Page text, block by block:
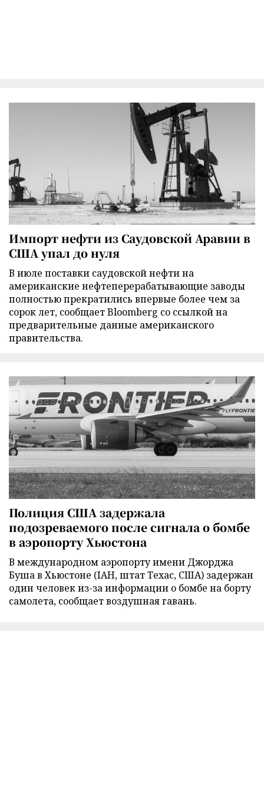
Импорт нефти из Саудовской Аравии в
США упал до нуля
В июле поставки саудовской нефти на
американские нефтеперерабатывающие заводы
полностью прекратились впервые более чем за
сорок лет, сообщает Bloomberg со ссылкой на
предварительные данные американского
правительства.
Полиция США задержала
подозреваемого после сигнала о бомбе
в аэропорту Хьюстона
В международном аэропорту имени Джорджа
Буша в Хьюстоне (IAH, штат Техас, США) задержан
один человек из-за информации о бомбе на борту
самолета, сообщает воздушная гавань.